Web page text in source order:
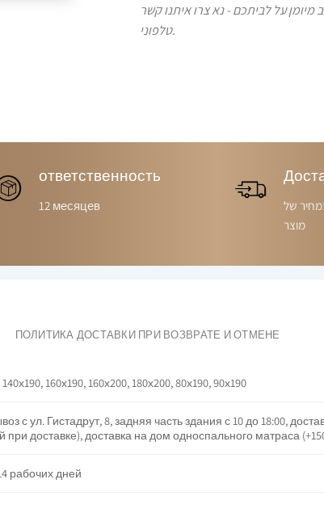
על לביתכם - נא צרו איתנו קשר
טלפוני.
ответственность
12 месяцев
של
מוצר
ПОЛИТИКА ДОСТАВКИ ПРИ ВОЗВРАТЕ И ОТМЕНЕ
160х190, 160х200, 180х200, 80х190, 90х190
с ул. Гистадрут, 8, задняя часть здания с 10 до 18:00,
при доставке), доставка на дом односпального матраса
рабочих дней